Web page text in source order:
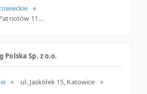
04-844 Warszawa, Patriotów 110, woj. Mazowieckie, pow. Warszawa, gm. Warszawa
Sp. z o.o.
ul. Jaskółek 15, Katowice